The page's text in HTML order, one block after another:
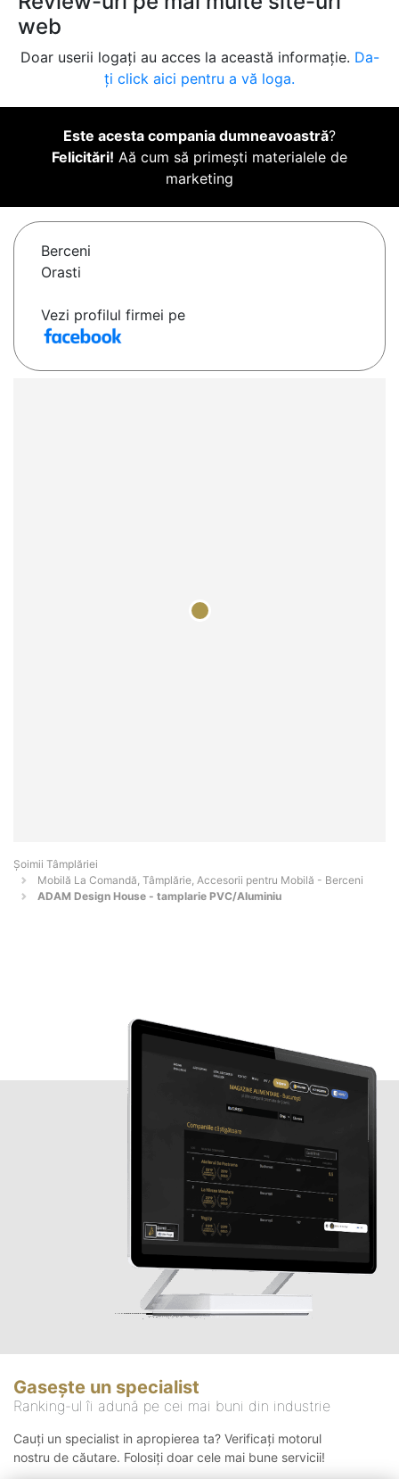
web
Doar userii logați au acces la această informație. Da-
ți click aici pentru a vă loga.
Este acesta compania dumneavoastră?
Felicitări! Aă cum să primești materialele de
marketing
Berceni
Orasti
Vezi profilul firmei pe
Șoimii Tâmplăriei
Mobilă La Comandă, Tâmplărie, Accesorii pentru Mobilă - Berceni
ADAM Design House - tamplarie PVC/Aluminiu
Gasește un specialist
Ranking-ul îi adună pe cei mai buni din industrie
Cauți un specialist in apropierea ta? Verificați motorul
nostru de căutare. Folosiți doar cele mai bune servicii!